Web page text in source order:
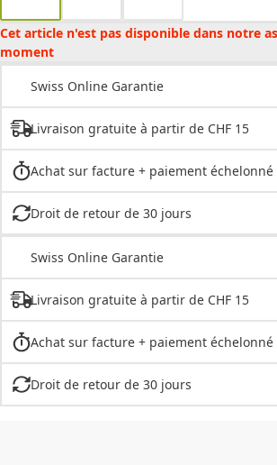
Cet article n'est pas disponible dans notre
moment
Swiss Online Garantie
Livraison gratuite à partir de CHF 15
Achat sur facture + paiement échelonné
Droit de retour de 30 jours
Swiss Online Garantie
Livraison gratuite à partir de CHF 15
Achat sur facture + paiement échelonné
Droit de retour de 30 jours